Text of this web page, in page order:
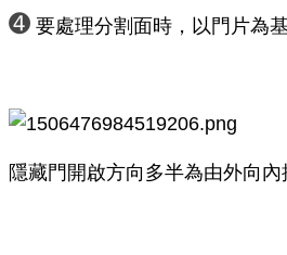
➍ 要處理分割面時，以門片為
隱藏門開啟方向多半為由外向